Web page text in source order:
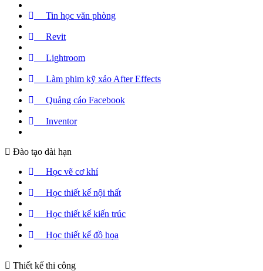
Tin học văn phòng
Revit
Lightroom
Làm phim kỹ xảo After Effects
Quảng cáo Facebook
Inventor
Đào tạo dài hạn
Học vẽ cơ khí
Học thiết kế nội thất
Học thiết kế kiến trúc
Học thiết kế đồ họa
Thiết kế thi công